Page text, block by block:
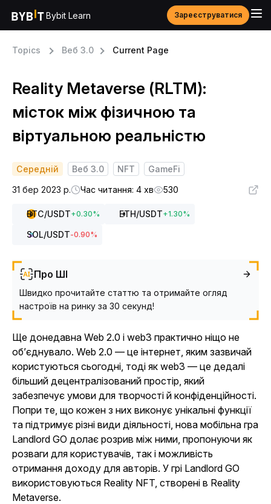
Bybit Learn Зареєструватися
Topics Веб 3.0 Current Page
Reality Metaverse (RLTM):
місток між фізичною та
віртуальною реальністю
Середній Веб 3.0 NFT
GameFi
31 бер 2023 р.
Час читання: 4 хв 530
BTC/USDT+0.30% ETH/USDT+1.30%
SOL/USDT-0.90%
Про ШІ
Швидко прочитайте статтю та отримайте огляд
настроїв на ринку за 30 секунд!
Ще донедавна Web 2.0 і web3 практично ніщо не
об’єднувало. Web 2.0 — це інтернет, яким зазвичай
користуються сьогодні, тоді як web3 — це дедалі
більший децентралізований простір, який
забезпечує умови для творчості й конфіденційності.
Попри те, що кожен з них виконує унікальні функції
та підтримує різні види діяльності, нова мобільна гра
Landlord GO долає розрив між ними, пропонуючи як
розваги для користувачів, так і можливість
отримання доходу для авторів. У грі Landlord GO
використовуються Reality NFT, створені в Reality
Metaverse.